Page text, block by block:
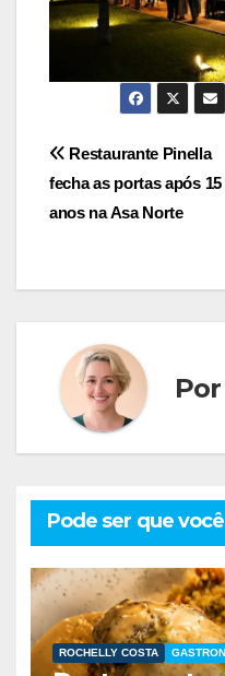
Navegação
de
Restaurante Pinella
fecha as portas após 15
anos na Asa Norte
Por
Pode ser que
ROCHELLY COSTA